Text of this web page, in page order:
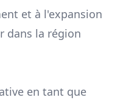
et à l'expansion
dans la région
en tant que